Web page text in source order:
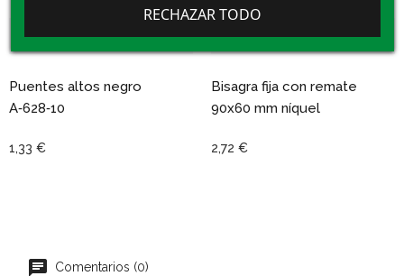
Puentes altos negro
A‑628‑10
1,33 €
Bisagra fija con remate
90x60 mm níquel
2,72 €
Comentarios (0)
RECHAZAR TODO